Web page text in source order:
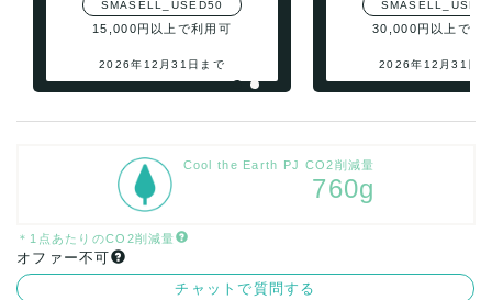
SMASELL_USED50
15,000円以上で利用可
2026年12月31日まで
30,000円以上で利
2026年12月31日
Cool the Earth PJ CO2削減量
760g
＊1点あたりのCO2削減量
オファー不可
チャットで質問する